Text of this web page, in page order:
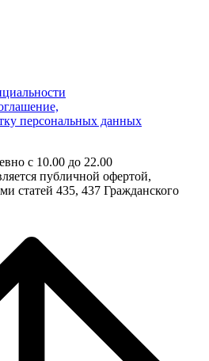
персональных данных
с 10.00 до 22.00
публичной офертой,
статей 435, 437 Гражданского